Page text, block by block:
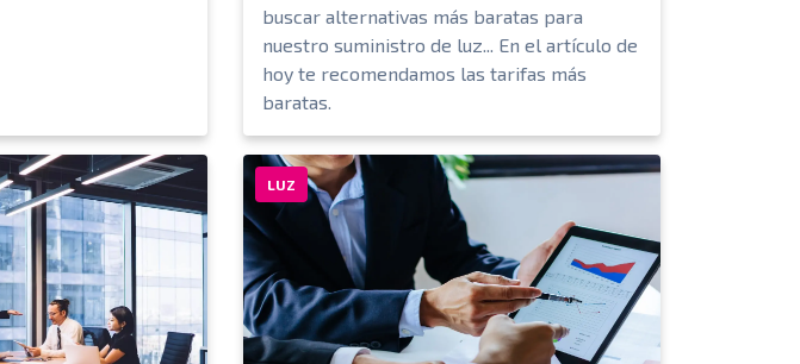
buscar alternativas más baratas para
nuestro suministro de luz... En el artículo de
hoy te recomendamos las tarifas más
baratas.
LUZ